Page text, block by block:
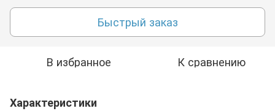
Быстрый заказ
В избранное К сравнению
Характеристики